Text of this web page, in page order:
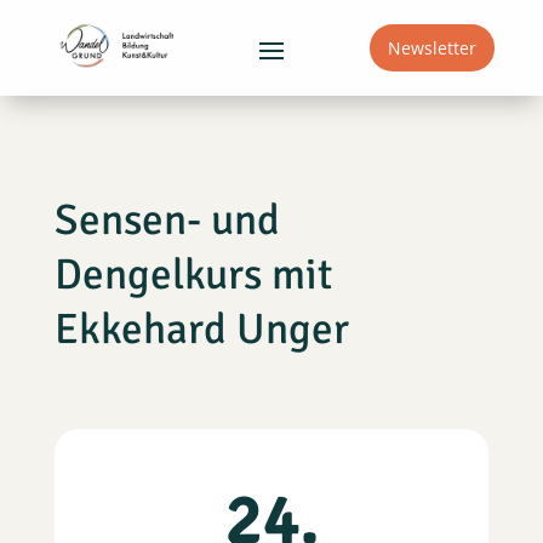
Newsletter
Sensen- und
Dengelkurs mit
Ekkehard Unger
24.